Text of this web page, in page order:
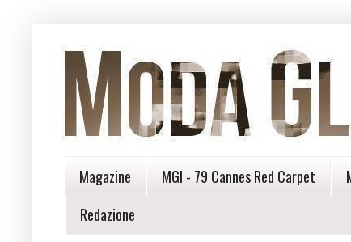
Magazine MGI - 79 Cannes Red Carpet
Redazione